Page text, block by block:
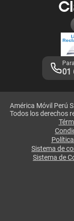
Adquirientes iPhone
Mensaje de
Términos y
Libro de
Legales de
01
América Móvil Perú
Todos los derechos
Sistema de
Sistema de